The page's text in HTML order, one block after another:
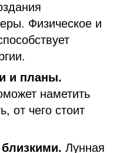
Физическое и
и планы.
наметить
от чего стоит
Лунная